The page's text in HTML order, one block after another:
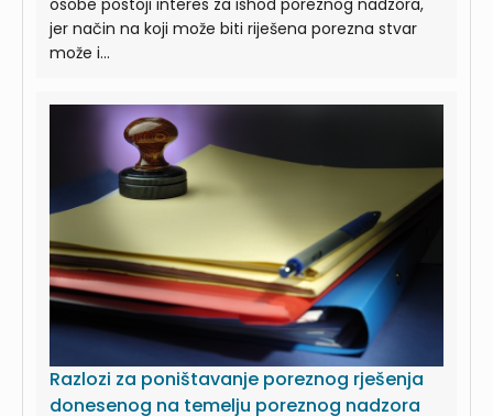
jer način na koji može biti riješena porezna stvar
može i...
Razlozi za poništavanje poreznog rješenja
donesenog na temelju poreznog nadzora